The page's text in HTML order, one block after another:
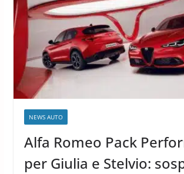
NEWS AUTO
Alfa Romeo Pack
per Giulia e Stelvio: